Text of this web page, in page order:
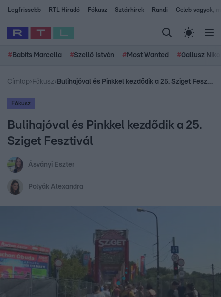
Legfrissebb RTL Híradó Fókusz Sztárhírek Randi Celeb vagyok,
# Babits Marcella #Szellő István # Most Wanted #Gallusz
Címlap› Fókusz› Bulihajóval és Pinkkel kezdődik a 25. Sziget Fesztivál
Fókusz
Bulihajóval és Pinkkel kezdődik a 25.
Sziget Fesztivál
Ásványi Eszter
Polyák Alexandra